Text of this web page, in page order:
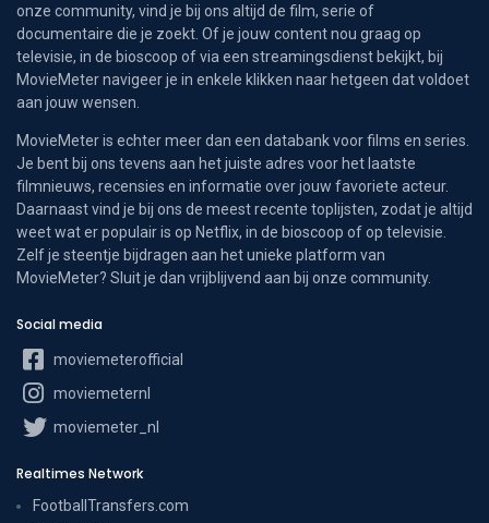
onze community, vind je bij ons altijd de film, serie of
documentaire die je zoekt. Of je jouw content nou graag op
televisie, in de bioscoop of via een streamingsdienst bekijkt, bij
MovieMeter navigeer je in enkele klikken naar hetgeen dat voldoet
aan jouw wensen.
MovieMeter is echter meer dan een databank voor films en series.
Je bent bij ons tevens aan het juiste adres voor het laatste
filmnieuws, recensies en informatie over jouw favoriete acteur.
Daarnaast vind je bij ons de meest recente toplijsten, zodat je altijd
weet wat er populair is op Netflix, in de bioscoop of op televisie.
Zelf je steentje bijdragen aan het unieke platform van
MovieMeter? Sluit je dan vrijblijvend aan bij onze community.
Social media
moviemeterofficial
moviemeternl
moviemeter_nl
Realtimes Network
FootballTransfers.com